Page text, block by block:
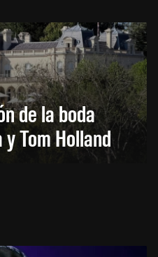
de la boda
Tom Holland